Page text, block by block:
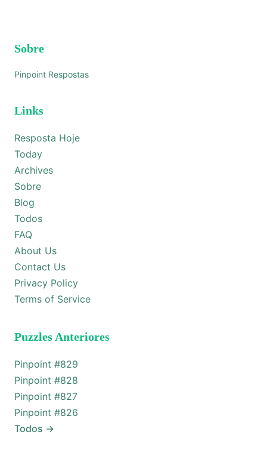
Sobre
Pinpoint Respostas
Links
Resposta Hoje
Today
Archives
Sobre
Blog
Todos
FAQ
About Us
Contact Us
Privacy Policy
Terms of Service
Puzzles Anteriores
Pinpoint #829
Pinpoint #828
Pinpoint #827
Pinpoint #826
Todos →